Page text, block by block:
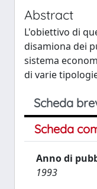
Abstract
L'obiettivo di
disamiona dei
sistema
di varie
Scheda
Scheda
Anno di
1993